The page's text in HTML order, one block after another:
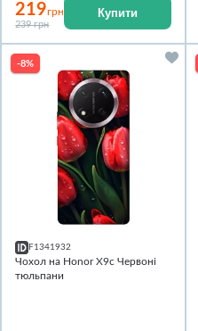
219грн
239 грн
Купити
-8%
F1341932
Чохол на Honor X9c Червоні
тюльпани